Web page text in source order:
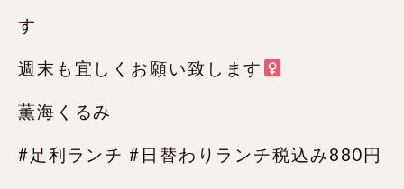
す
週末も宜しくお願い致します‍
薫海くるみ
#足利ランチ #日替わりランチ税込み880円